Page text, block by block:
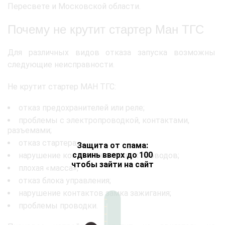
Защита от спама:
сдвинь вверх до 100
чтобы зайти на сайт
Пересвете и Московской области.
Почему не крутит стартер Ман ТГС
Для различных видов отказа запуска возможны
следующие неисправности.
Не крутит стартер МАН ТГС:
отказ предохранителей или реле;
проблемы с электропроводкой, контактами,
разъемами;
отказ стартера;
нарушение контактов силовых проводов;
плохая «масса»;
отказ блока управления;
нарушение контактов замка зажигания;
проблемы проводки.